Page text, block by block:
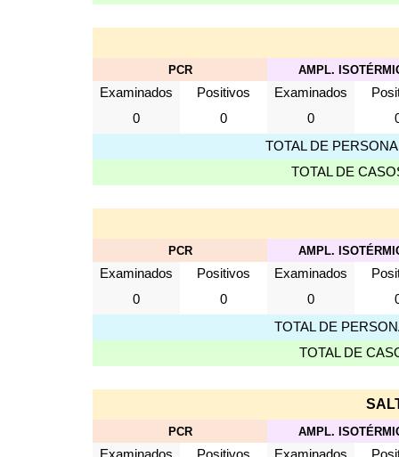
PCR AMPL.
Examinados Positivos Examinados
0
0 0
TOTAL DE
TOTAL DE
PCR AMPL.
Examinados Positivos Examinados
0
0 0
TOTAL DE
TOTAL DE
PCR AMPL.